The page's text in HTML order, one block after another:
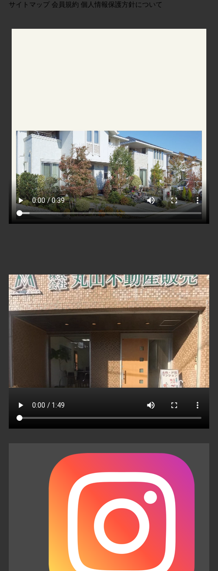
サイトマップ 会員規約 個人情報保護方針について